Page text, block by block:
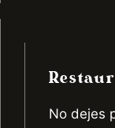
No dejes